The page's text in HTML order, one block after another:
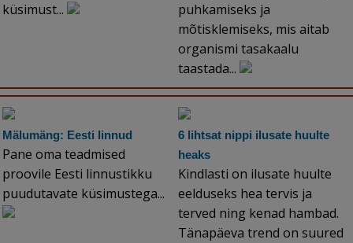
küsimust...
puhkamiseks ja
mõtisklemiseks, mis aitab
organismi tasakaalu
taastada...
Mälumäng: Eesti linnud
Pane oma teadmised
proovile Eesti linnustikku
puudutavate küsimustega...
6 lihtsat nippi ilusate huulte
heaks
Kindlasti on ilusate huulte
eelduseks hea tervis ja
terved ning kenad hambad.
Tänapäeva trend on suured